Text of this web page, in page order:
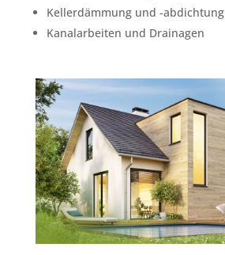
Kellerdämmung und -abdichtung
Kanalarbeiten und Drainagen